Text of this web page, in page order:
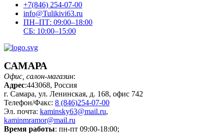
+7(846) 254-07-00
info@Tulikivi63.ru
ПН–ПТ: 09:00–18:00
СБ: 10:00–15:00
САМАРА
Офис, салон-магазин:
Адрес:443068, Россия
г. Самара, ул. Ленинская, д. 168, офис 742
Телефон/Факс: 8 (846)254-07-00
Эл. почта: kaminsky63@mail.ru,
kaminmramor@mail.ru
Время работы: пн-пт 09:00-18:00;